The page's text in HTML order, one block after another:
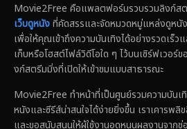
Movie2Free คือแพลตฟอร์มรวบรวมลิงก์ส
เว็บดูหนังที่คัดสรรและจัดหมวดหมู่แหล่งดูหนั
เพื่อให้คุณเข้าถึงความบันเทิงได้อย่างรวดเร็วแ
เก็บหรือโฮสต์ไฟล์วิดีโอใด ๆ ไว้บนเซิร์ฟเวอร์
งก์สตรีมมิ่งที่เปิดให้เข้าชมแบบสาธารณะ
Movie2Free ทำหน้าที่เป็นศูนย์รวมความบัน
หนังและซีรีส์น่าสนใจได้ง่ายยิ่งขึ้น เราเคารพ
และขอสนับสนุนให้ผู้ใช้งานอุดหนุนผลงานจาก